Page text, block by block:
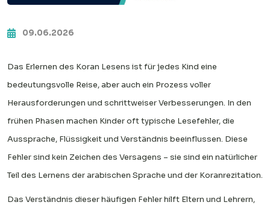
09.06.2026
Das Erlernen des Koran Lesens ist für jedes Kind eine
bedeutungsvolle Reise, aber auch ein Prozess voller
Herausforderungen und schrittweiser Verbesserungen. In den
frühen Phasen machen Kinder oft typische Lesefehler, die
Aussprache, Flüssigkeit und Verständnis beeinflussen. Diese
Fehler sind kein Zeichen des Versagens – sie sind ein natürlicher
Teil des Lernens der arabischen Sprache und der Koranrezitation.
Das Verständnis dieser häufigen Fehler hilft Eltern und Lehrern,